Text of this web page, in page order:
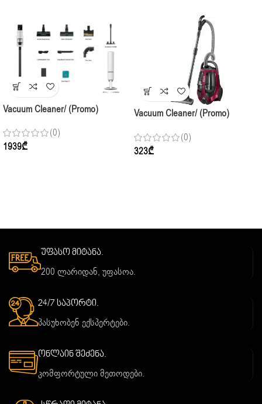
Vacuum Cleaner/ (Promo)
VS90F40DFG/EV
(0)
1939₾
Vacuum Cleaner/ (Promo)
(0)
323₾
უფასო მიტანა.
200 ლარიდან, უფასოა.
24/7 საპორტი.
პასუხობენ ექსპერტები.
ონლაინ შეძენა.
კომფორტული მეთოდები.